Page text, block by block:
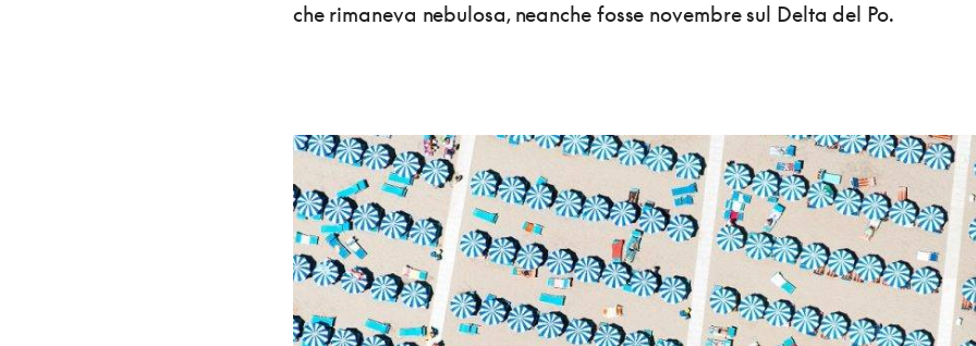
che rimaneva nebulosa, neanche fosse novembre sul Delta del Po.